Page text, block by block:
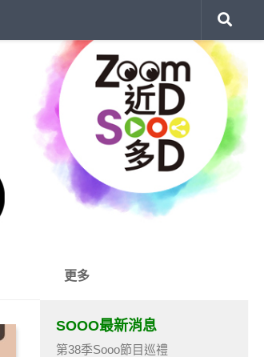
更多
SOOO最新消息
第38季Sooo節目巡禮